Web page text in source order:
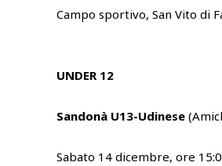
Campo sportivo, San Vito di
UNDER 12
Sandonà U13-Udinese
Sabato 14 dicembre, ore